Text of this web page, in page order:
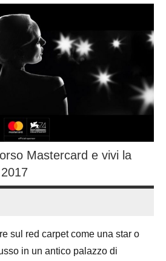
Mastercard e vivi la
sul red carpet come una star o
in un antico palazzo di